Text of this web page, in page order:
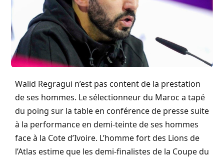
Walid Regragui n’est pas content de la prestation
de ses hommes. Le sélectionneur du Maroc a tapé
du poing sur la table en conférence de presse suite
à la performance en demi-teinte de ses hommes
face à la Cote d’Ivoire. L’homme fort des Lions de
l’Atlas estime que les demi-finalistes de la Coupe du